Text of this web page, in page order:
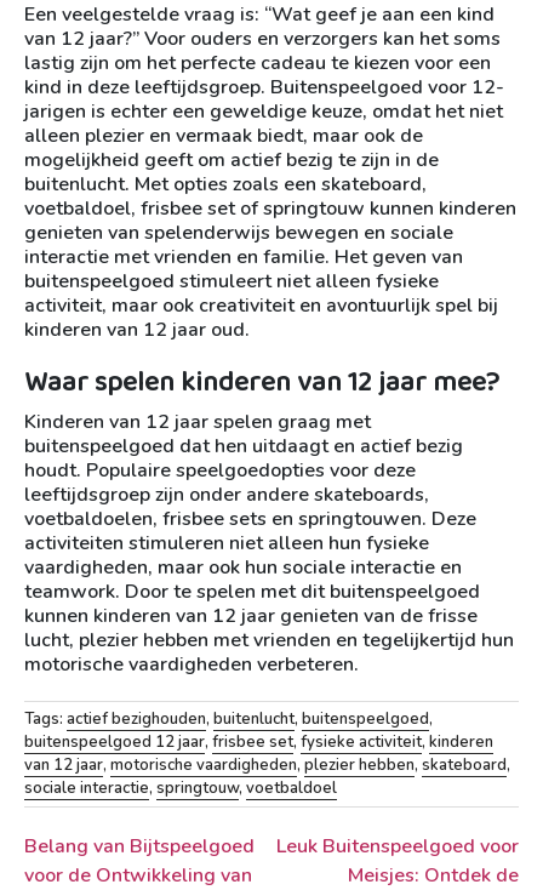
Een veelgestelde vraag is: “Wat geef je aan een kind
van 12 jaar?” Voor ouders en verzorgers kan het soms
lastig zijn om het perfecte cadeau te kiezen voor een
kind in deze leeftijdsgroep. Buitenspeelgoed voor 12-
jarigen is echter een geweldige keuze, omdat het niet
alleen plezier en vermaak biedt, maar ook de
mogelijkheid geeft om actief bezig te zijn in de
buitenlucht. Met opties zoals een skateboard,
voetbaldoel, frisbee set of springtouw kunnen kinderen
genieten van spelenderwijs bewegen en sociale
interactie met vrienden en familie. Het geven van
buitenspeelgoed stimuleert niet alleen fysieke
activiteit, maar ook creativiteit en avontuurlijk spel bij
kinderen van 12 jaar oud.
Waar spelen kinderen van 12 jaar mee?
Kinderen van 12 jaar spelen graag met
buitenspeelgoed dat hen uitdaagt en actief bezig
houdt. Populaire speelgoedopties voor deze
leeftijdsgroep zijn onder andere skateboards,
voetbaldoelen, frisbee sets en springtouwen. Deze
activiteiten stimuleren niet alleen hun fysieke
vaardigheden, maar ook hun sociale interactie en
teamwork. Door te spelen met dit buitenspeelgoed
kunnen kinderen van 12 jaar genieten van de frisse
lucht, plezier hebben met vrienden en tegelijkertijd hun
motorische vaardigheden verbeteren.
Tags: actief bezighouden, buitenlucht, buitenspeelgoed,
buitenspeelgoed 12 jaar, frisbee set, fysieke activiteit, kinderen
van 12 jaar, motorische vaardigheden, plezier hebben, skateboard,
sociale interactie, springtouw, voetbaldoel
Berichtnavigatie
Belang van Bijtspeelgoed
voor de Ontwikkeling van
Leuk Buitenspeelgoed voor
Meisjes: Ontdek de